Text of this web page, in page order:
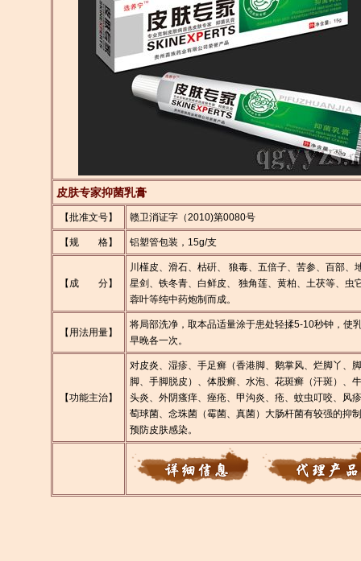
皮肤专家抑菌乳膏
【批准文号】 赣卫消证字（2010)第0080号
【规 格】 铝塑管包装，15g/支
【成 分】
川槿皮、滑石、枯硏、 狼毒、五倍子、苦参、百部、
星剑、铁冬青、白鲜皮、 独角莲、黄柏、土茯等、虫
蓉叶等纯中药炮制而成。
【用法用量】
将局部洗净，取本品适量涂于患处轻揉5-10秒钟，使
早晚各一次。
【功能主治】
对皮炎、湿疹、手足癣（香港脚、鹅掌风、烂脚丫、
脚、手脚脱皮）、体股癣、水泡、花斑癣（汗斑）、
头炎、外阴瘙痒、痤疮、甲沟炎、疮、蚊虫叮咬、风
萄球菌、念珠菌（霉菌、真菌）大肠杆菌有较强的抑
预防皮肤感染。